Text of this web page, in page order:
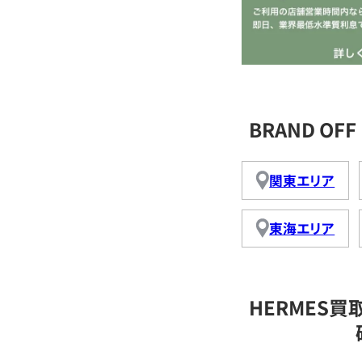
BRAND
関東エリア
東海エリア
HERMES買